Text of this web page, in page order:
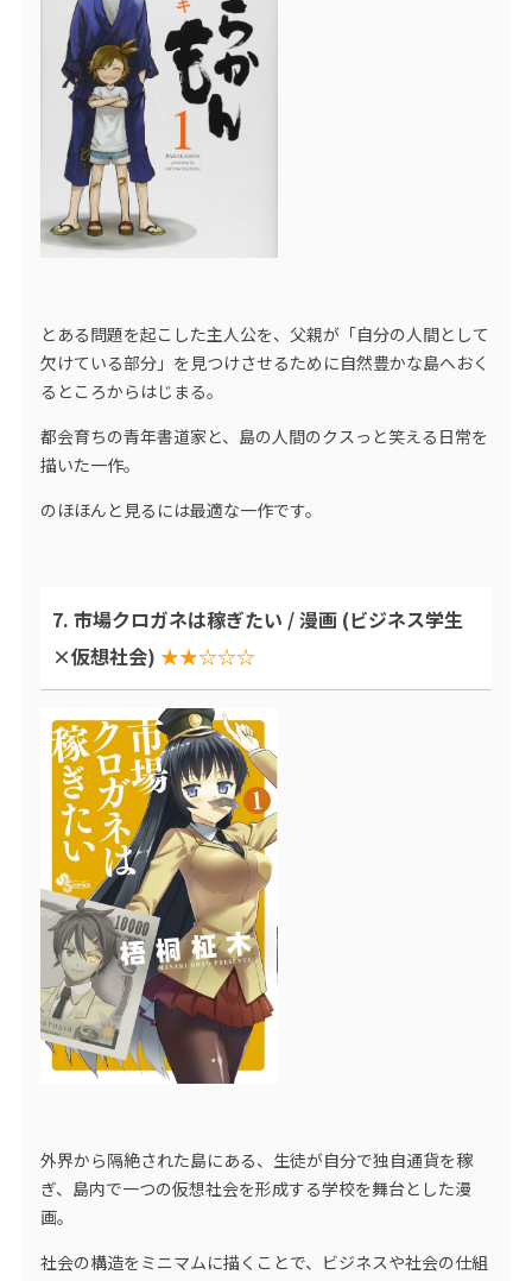
とある問題を起こした主人公を、父親が「自分の人間として
欠けている部分」を見つけさせるために自然豊かな島へおく
るところからはじまる。
都会育ちの青年書道家と、島の人間のクスっと笑える日常を
描いた一作。
のほほんと見るには最適な一作です。
7. 市場クロガネは稼ぎたい / 漫画 (ビジネス学生
×仮想社会) ★★☆☆☆
外界から隔絶された島にある、生徒が自分で独自通貨を稼
ぎ、島内で一つの仮想社会を形成する学校を舞台とした漫
画。
社会の構造をミニマムに描くことで、ビジネスや社会の仕組